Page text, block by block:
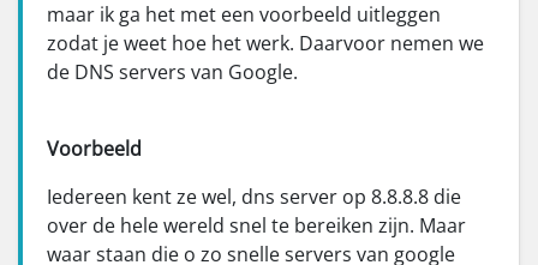
maar ik ga het met een voorbeeld uitleggen
zodat je weet hoe het werk. Daarvoor nemen we
de DNS servers van Google.
Voorbeeld
Iedereen kent ze wel, dns server op 8.8.8.8 die
over de hele wereld snel te bereiken zijn. Maar
waar staan die o zo snelle servers van google